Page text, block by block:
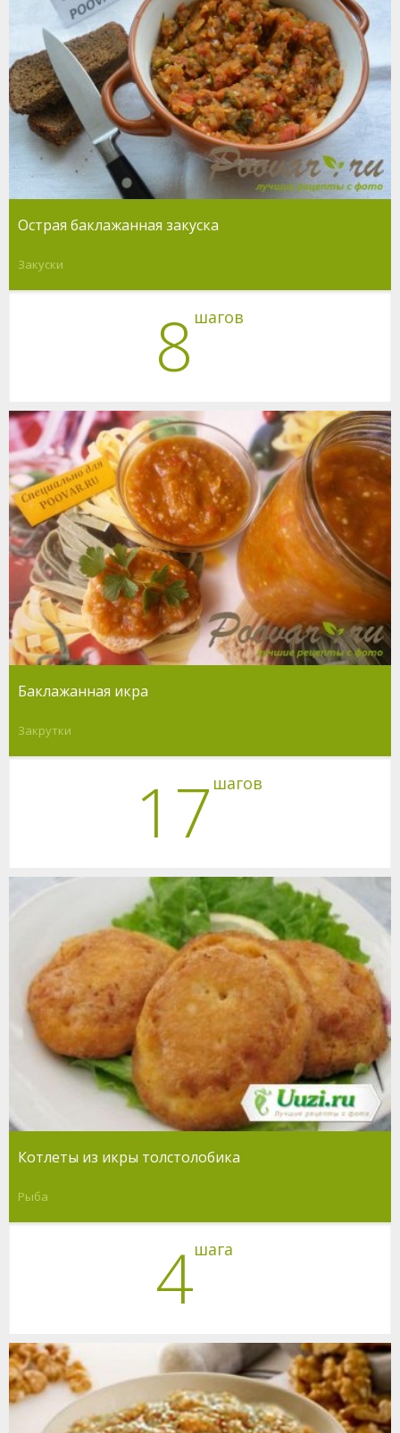
Острая баклажанная закуска
Закуски
8 шагов
Баклажанная икра
Закрутки
17 шагов
Котлеты из икры толстолобика
Рыба
4шага